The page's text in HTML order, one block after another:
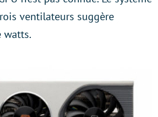
ventilateurs suggère
watts.